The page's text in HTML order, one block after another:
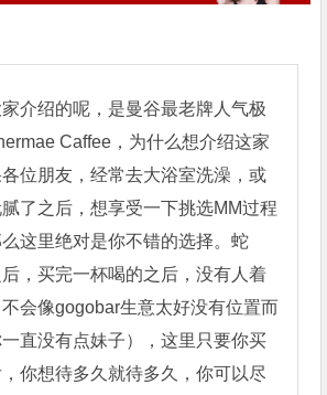
介绍的呢，是曼谷最老牌人气极
Caffee，为什么想介绍这家
位朋友，经常去大浴室洗澡，或
了之后，想享受一下挑选MM过程
这里绝对是你不错的选择。蛇
，买完一杯喝的之后，没有人着
会像gogobar生意太好没有位置而
直没有点妹子），这里只要你买
你想待多久就待多久，你可以尽